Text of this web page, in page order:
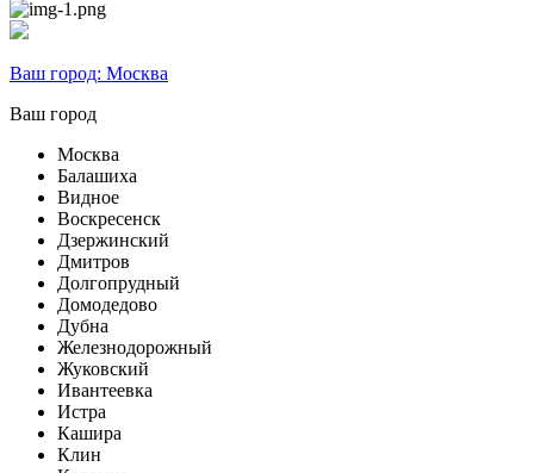
Ваш город: Москва
Ваш город
Москва
Балашиха
Видное
Воскресенск
Дзержинский
Дмитров
Долгопрудный
Домодедово
Дубна
Железнодорожный
Жуковский
Ивантеевка
Истра
Кашира
Клин